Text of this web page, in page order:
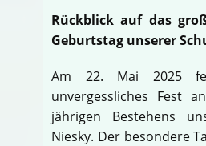
Rückblick auf das
Geburtstag unserer
Am 22. Mai 2025
unvergessliches Fest
jährigen Bestehens
Niesky. Der besondere